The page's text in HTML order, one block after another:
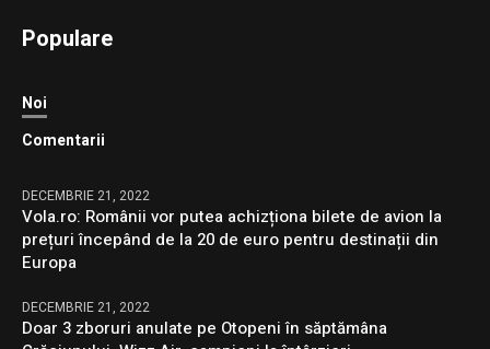
Populare
Noi
Comentarii
DECEMBRIE 21, 2022
Vola.ro: Românii vor putea achizționa bilete de avion la
prețuri începând de la 20 de euro pentru destinații din
Europa
DECEMBRIE 21, 2022
Doar 3 zboruri anulate pe Otopeni în săptămâna